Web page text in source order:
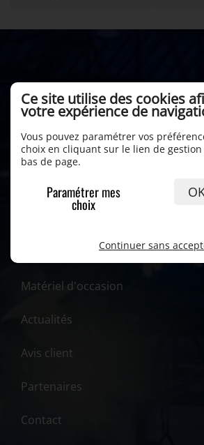
Accueil
Location de matériel
Matériel d'occasion
Actualités
Avis client
Partenaires
Contact
Ce site utilise des cookies
votre expérience de
Vous pouvez paramétrer vos
choix en cliquant sur le lien de gestion
bas de page.
Paramétrer mes
choix
Continuer sans